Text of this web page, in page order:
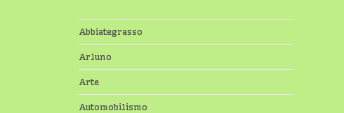
Abbiategrasso
Arluno
Arte
Automobilismo